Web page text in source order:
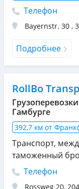
Телефон
Bayernstr. 30 ,
Подробнее
RollBo
Гамбурге
392,7 км от
Транспорт,
таможенный
Телефон
Rossweg 20,